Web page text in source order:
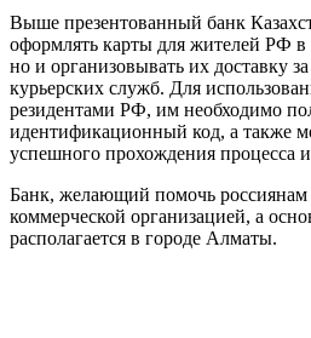
Выше презентованный банк
оформлять карты для жителей РФ
но и организовывать их доставку
курьерских служб. Для
резидентами РФ, им необходимо
идентификационный код, а также
успешного прохождения процесса
Банк, желающий помочь россиянам
коммерческой организацией, а
располагается в городе Алматы.